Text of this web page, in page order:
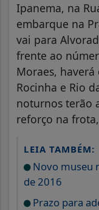
Ipanema, na
embarque na
vai para
frente ao
Moraes,
Rocinha e Rio
noturnos terão
reforço na
LEIA TAMBÉM:
Novo museu
de 2016
Prazo para